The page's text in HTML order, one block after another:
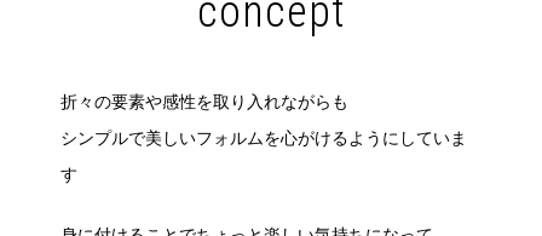
concept
折々の要素や感性を取り入れながらも
シンプルで美しいフォルムを心がけるようにしていま
す